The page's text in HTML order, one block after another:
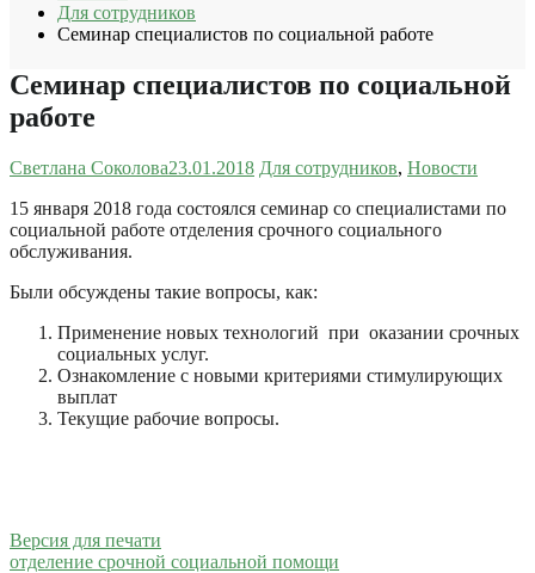
Для сотрудников
Семинар специалистов по социальной работе
Семинар специалистов по социальной
работе
Светлана Соколова23.01.2018 Для сотрудников, Новости
15 января 2018 года состоялся семинар со специалистами по
социальной работе отделения срочного социального
обслуживания.
Были обсуждены такие вопросы, как:
Применение новых технологий при оказании срочных
социальных услуг.
Ознакомление с новыми критериями стимулирующих
выплат
Текущие рабочие вопросы.
Версия для печати
отделение срочной социальной помощи